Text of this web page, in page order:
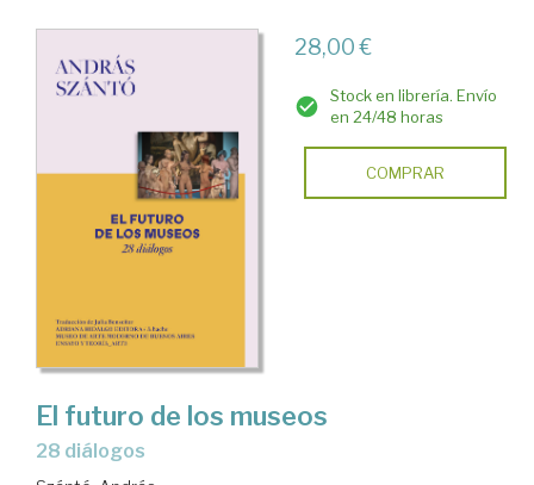
28,00 €
Stock en librería. Envío
en 24/48 horas
COMPRAR
El futuro de los museos
28 diálogos